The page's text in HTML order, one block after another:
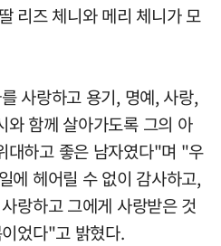
리즈 체니와 메리 체니가 모
사랑하고 용기, 명예, 사랑,
와 함께 살아가도록 그의 아
대하고 좋은 남자였다"며 "우
에 헤어릴 수 없이 감사하고,
랑하고 그에게 사랑받은 것
었다"고 밝혔다.